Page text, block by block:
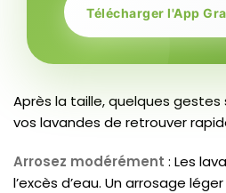
Télécharger l'App
Après la taille, quelques
vos lavandes de retrouver
Arrosez modérément : Les
l’excès d’eau. Un arrosage